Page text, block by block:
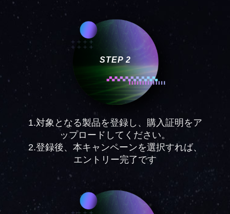
STEP 2
1.対象となる製品を登録し、購入証明をア
ップロードしてください。
2.登録後、本キャンペーンを選択すれば、
エントリー完了です